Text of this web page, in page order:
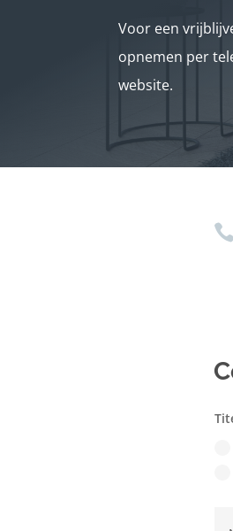
Voor een
opnemen per
website.
